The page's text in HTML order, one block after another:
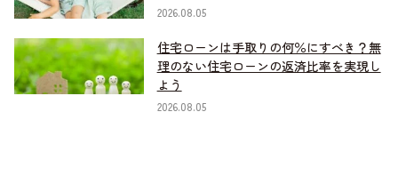
2026.08.05
住宅ローンは手取りの何％にすべき？無
理のない住宅ローンの返済比率を実現し
よう
2026.08.05